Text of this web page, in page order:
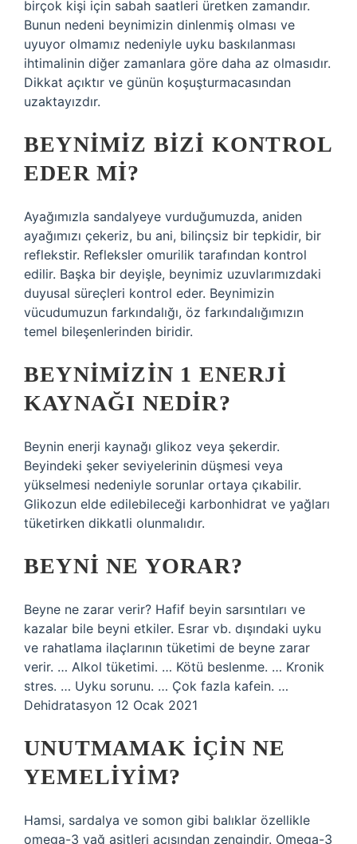
birçok kişi için sabah saatleri üretken zamandır.
Bunun nedeni beynimizin dinlenmiş olması ve
uyuyor olmamız nedeniyle uyku baskılanması
ihtimalinin diğer zamanlara göre daha az olmasıdır.
Dikkat açıktır ve günün koşuşturmacasından
uzaktayızdır.
BEYNIMIZ BIZI KONTROL
EDER MI?
Ayağımızla sandalyeye vurduğumuzda, aniden
ayağımızı çekeriz, bu ani, bilinçsiz bir tepkidir, bir
reflekstir. Refleksler omurilik tarafından kontrol
edilir. Başka bir deyişle, beynimiz uzuvlarımızdaki
duyusal süreçleri kontrol eder. Beynimizin
vücudumuzun farkındalığı, öz farkındalığımızın
temel bileşenlerinden biridir.
BEYNIMIZIN 1 ENERJI
KAYNAĞI NEDIR?
Beynin enerji kaynağı glikoz veya şekerdir.
Beyindeki şeker seviyelerinin düşmesi veya
yükselmesi nedeniyle sorunlar ortaya çıkabilir.
Glikozun elde edilebileceği karbonhidrat ve yağları
tüketirken dikkatli olunmalıdır.
BEYNI NE YORAR?
Beyne ne zarar verir? Hafif beyin sarsıntıları ve
kazalar bile beyni etkiler. Esrar vb. dışındaki uyku
ve rahatlama ilaçlarının tüketimi de beyne zarar
verir. … Alkol tüketimi. … Kötü beslenme. … Kronik
stres. … Uyku sorunu. … Çok fazla kafein. …
Dehidratasyon 12 Ocak 2021
UNUTMAMAK IÇIN NE
YEMELIYIM?
Hamsi, sardalya ve somon gibi balıklar özellikle
omega-3 yağ asitleri açısından zengindir. Omega-3